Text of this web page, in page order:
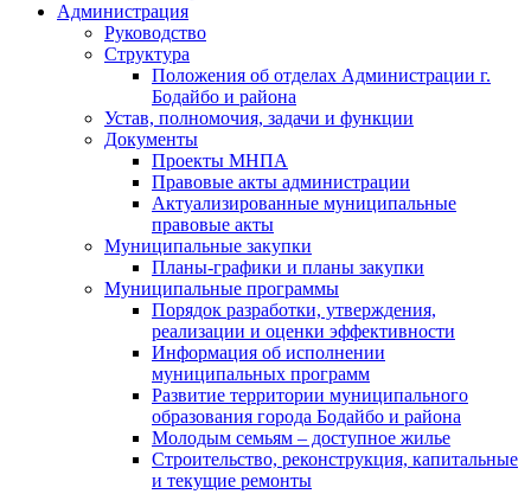
Администрация
Руководство
Структура
Положения об отделах Администрации г.
Бодайбо и района
Устав, полномочия, задачи и функции
Документы
Проекты МНПА
Правовые акты администрации
Актуализированные муниципальные
правовые акты
Муниципальные закупки
Планы-графики и планы закупки
Муниципальные программы
Порядок разработки, утверждения,
реализации и оценки эффективности
Информация об исполнении
муниципальных программ
Развитие территории муниципального
образования города Бодайбо и района
Молодым семьям – доступное жилье
Строительство, реконструкция, капитальные
и текущие ремонты